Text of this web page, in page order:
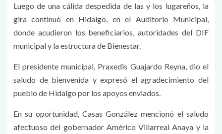
Luego de una cálida despedida de las y los lugareños, la
gira continuó en Hidalgo, en el Auditorio Municipal,
donde acudieron los beneficiarios, autoridades del DIF
municipal y la estructura de Bienestar.
El presidente municipal, Praxedis Guajardo Reyna, dio el
saludo de bienvenida y expresó el agradecimiento del
pueblo de Hidalgo por los apoyos enviados.
En su oportunidad, Casas González mencionó el saludo
afectuoso del gobernador Américo Villarreal Anaya y la